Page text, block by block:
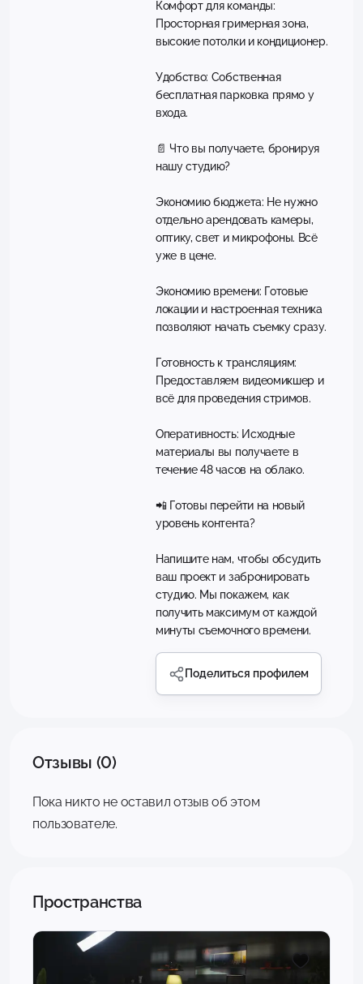
Комфорт для команды:
Просторная гримерная зона,
высокие потолки и кондиционер.
Удобство: Собственная
бесплатная парковка прямо у
входа.
📄 Что вы получаете, бронируя
нашу студию?
Экономию бюджета: Не нужно
отдельно арендовать камеры,
оптику, свет и микрофоны. Всё
уже в цене.
Экономию времени: Готовые
локации и настроенная техника
позволяют начать съемку сразу.
Готовность к трансляциям:
Предоставляем видеомикшер и
всё для проведения стримов.
Оперативность: Исходные
материалы вы получаете в
течение 48 часов на облако.
📲 Готовы перейти на новый
уровень контента?
Напишите нам, чтобы обсудить
ваш проект и забронировать
студию. Мы покажем, как
получить максимум от каждой
минуты съемочного времени.
Поделиться профилем
Отзывы (0)
Пока никто не оставил отзыв об этом
пользователе.
Пространства